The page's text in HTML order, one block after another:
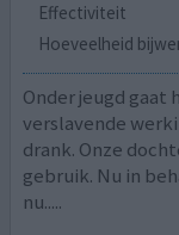
Effectiviteit
Hoeveelheid
Onder jeugd gaat
verslavende
drank. Onze
gebruik. Nu in
nu.....